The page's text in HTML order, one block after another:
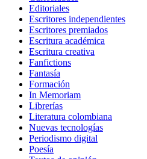
Editoriales
Escritores independientes
Escritores premiados
Escritura académica
Escritura creativa
Fanfictions
Fantasía
Formación
In Memoriam
Librerías
Literatura colombiana
Nuevas tecnologías
Periodismo digital
Poesía